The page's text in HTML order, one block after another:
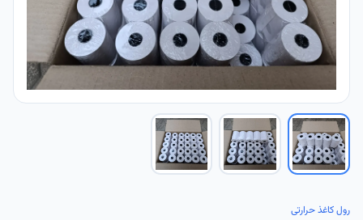
رول کاغذ حرارتی